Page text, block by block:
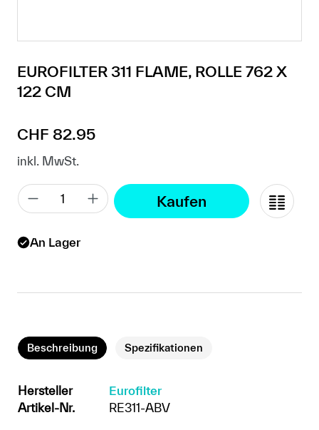
EUROFILTER 311 FLAME, ROLLE 762 X
122 CM
Regulärer Preis:
CHF 82.95
inkl. MwSt.
Kaufen
An Lager
Beschreibung Spezifikationen
Hersteller
Eurofilter
Artikel-Nr.
RE311-ABV